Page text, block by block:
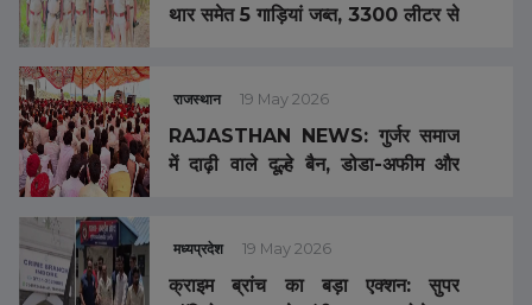
थार समेत 5 गाड़ियां जब्त, 3300 लीटर से
राजस्थान 19 May 2026
RAJASTHAN NEWS: गुर्जर समाज
में दाढ़ी वाले दूल्हे बैन, डोडा-अफीम और
मध्यप्रदेश 19 May 2026
क्राइम ब्रांच का बड़ा एक्शन: सुपर